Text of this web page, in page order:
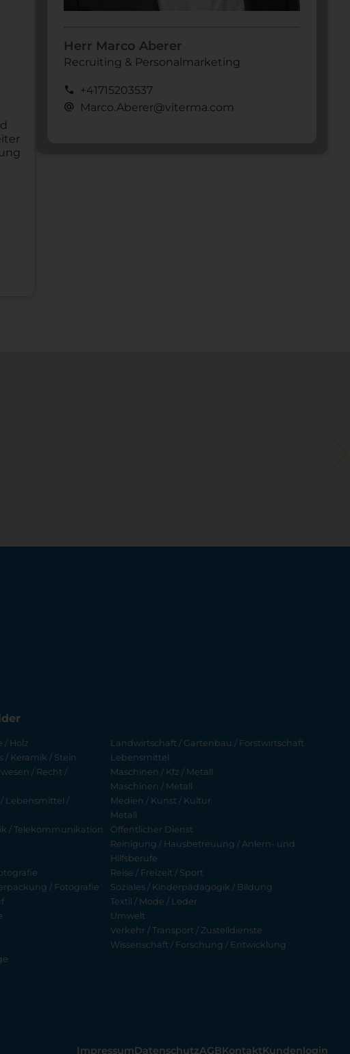
Herr Marco Aberer
Recruiting & Personalmarketing
call +41715203537
alternate_email Marco.Aberer@viterma.com
/ Holz
/ Keramik / Stein
/ Recht /
Lebensmittel /
/ Telekommunikation
/ Fotografie
Landwirtschaft / Gartenbau / Forstwirtschaft
Lebensmittel
Maschinen / Kfz / Metall
Maschinen / Metall
Medien / Kunst / Kultur
Metall
Öffentlicher Dienst
Reinigung / Hausbetreuung / Anlern- und
Hilfsberufe
Reise / Freizeit / Sport
Soziales / Kinderpädagogik / Bildung
Textil / Mode / Leder
Umwelt
Verkehr / Transport / Zustelldienste
Wissenschaft / Forschung / Entwicklung
ImpressumDatenschutzAGBKontaktKundenlogin